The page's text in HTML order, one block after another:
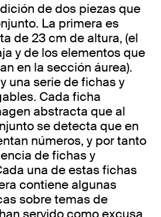
de dos piezas que
La primera es
de 23 cm de altura, (el
y de los elementos que
en la sección áurea).
una serie de fichas y
Cada ficha
abstracta que al
se detecta que en
números, y por tanto
de fichas y
una de estas fichas
contiene algunas
sobre temas de